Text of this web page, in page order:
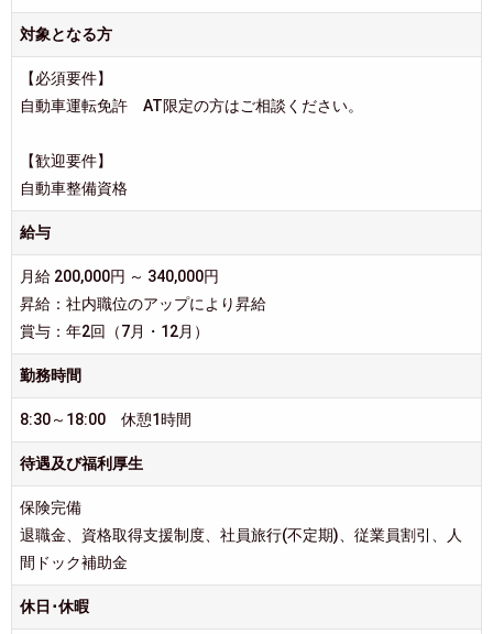
対象となる方
【必須要件】
自動車運転免許 AT限定の方はご相談ください。
【歓迎要件】
自動車整備資格
給与
月給 200,000円 ～ 340,000円
昇給：社内職位のアップにより昇給
賞与：年2回（7月・12月）
勤務時間
8:30～18:00 休憩1時間
待遇及び福利厚生
保険完備
退職金、資格取得支援制度、社員旅行(不定期)、従業員割引、人
間ドック補助金
休日･休暇